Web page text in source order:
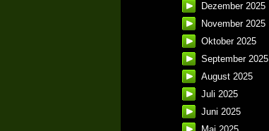
Dezember 2025
November 2025
Oktober 2025
September 2025
August 2025
Juli 2025
Juni 2025